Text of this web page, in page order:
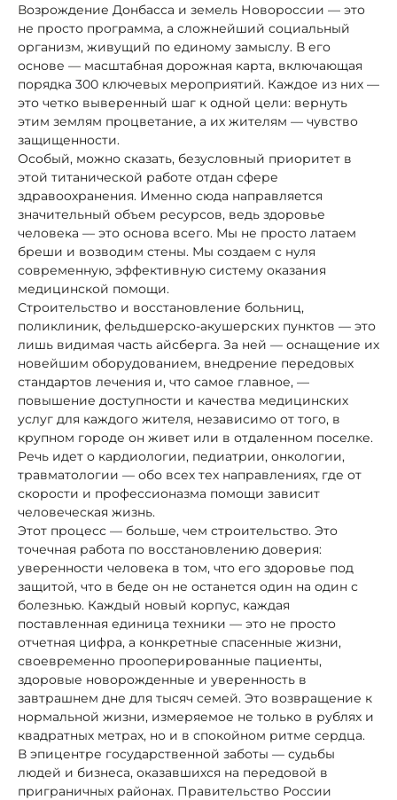
Возрождение Донбасса и земель Новороссии — это
не просто программа, а сложнейший социальный
организм, живущий по единому замыслу. В его
основе — масштабная дорожная карта, включающая
порядка 300 ключевых мероприятий. Каждое из них —
это четко выверенный шаг к одной цели: вернуть
этим землям процветание, а их жителям — чувство
защищенности.
Особый, можно сказать, безусловный приоритет в
этой титанической работе отдан сфере
здравоохранения. Именно сюда направляется
значительный объем ресурсов, ведь здоровье
человека — это основа всего. Мы не просто латаем
бреши и возводим стены. Мы создаем с нуля
современную, эффективную систему оказания
медицинской помощи.
Строительство и восстановление больниц,
поликлиник, фельдшерско-акушерских пунктов — это
лишь видимая часть айсберга. За ней — оснащение их
новейшим оборудованием, внедрение передовых
стандартов лечения и, что самое главное, —
повышение доступности и качества медицинских
услуг для каждого жителя, независимо от того, в
крупном городе он живет или в отдаленном поселке.
Речь идет о кардиологии, педиатрии, онкологии,
травматологии — обо всех тех направлениях, где от
скорости и профессионазма помощи зависит
человеческая жизнь.
Этот процесс — больше, чем строительство. Это
точечная работа по восстановлению доверия:
уверенности человека в том, что его здоровье под
защитой, что в беде он не останется один на один с
болезнью. Каждый новый корпус, каждая
поставленная единица техники — это не просто
отчетная цифра, а конкретные спасенные жизни,
своевременно прооперированные пациенты,
здоровые новорожденные и уверенность в
завтрашнем дне для тысяч семей. Это возвращение к
нормальной жизни, измеряемое не только в рублях и
квадратных метрах, но и в спокойном ритме сердца.
В эпицентре государственной заботы — судьбы
людей и бизнеса, оказавшихся на передовой в
приграничных районах. Правительство России